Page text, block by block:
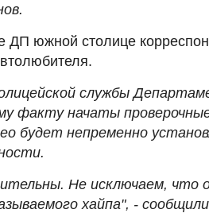
ДП южной столице
службы
факту начаты
будет непременно
Не исключаем, что
хайпа", -